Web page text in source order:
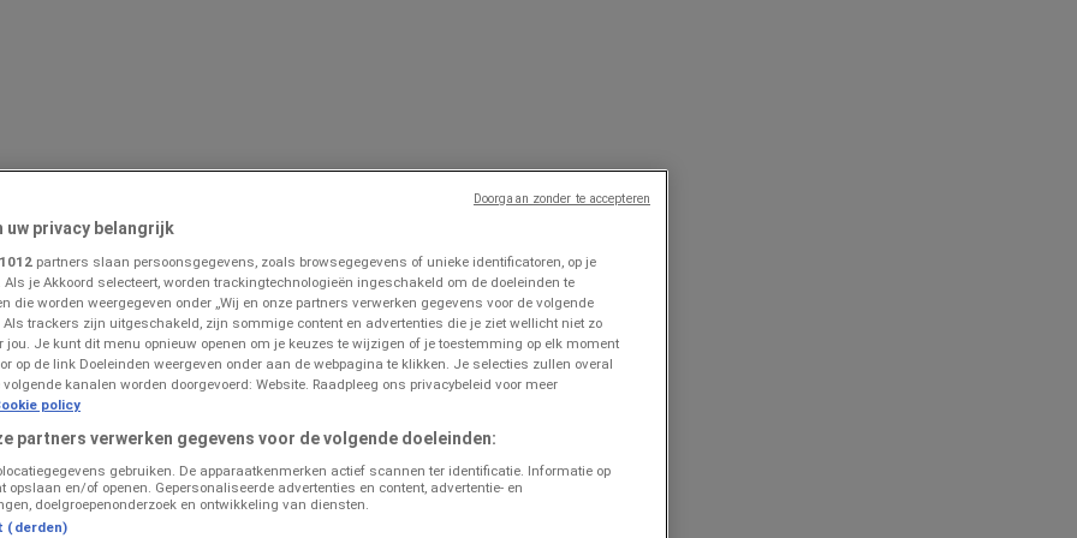
Bouwmarkt & TuinWonen & Meubels
uw privacy belangrijk
1012 partners slaan persoonsgegevens, zoals browsegegevens of unieke identificatoren, op je
Als je Akkoord selecteert, worden trackingtechnologieën ingeschakeld om de doeleinden te
die worden weergegeven onder „Wij en onze partners verwerken gegevens voor de volgende
Als trackers zijn uitgeschakeld, zijn sommige content en advertenties die je ziet wellicht niet zo
jou. Je kunt dit menu opnieuw openen om je keuzes te wijzigen of je toestemming op elk moment
op de link Doeleinden weergeven onder aan de webpagina te klikken. Je selecties zullen overal
volgende kanalen worden doorgevoerd: Website. Raadpleeg ons privacybeleid voor meer
policy
partners verwerken gegevens voor de volgende doeleinden:
gebruiken. De apparaatkenmerken actief scannen ter identificatie. Informatie op
opslaan en/of openen. Gepersonaliseerde advertenties en content, advertentie- en
doelgroepenonderzoek en ontwikkeling van diensten.
(derden)
Doorgaan zonder te accepteren